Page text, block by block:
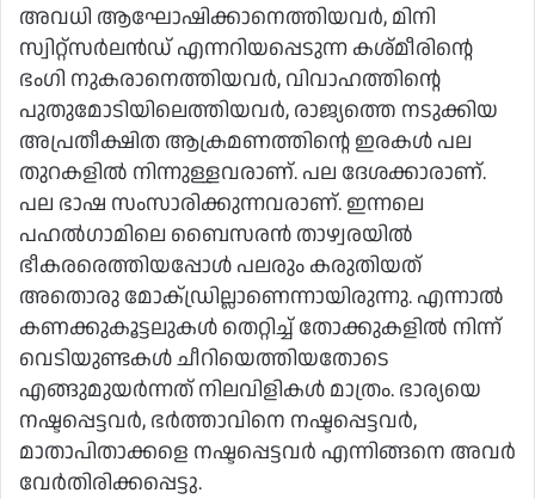
അവധി ആഘോഷിക്കാനെത്തിയവര്‍, മിനി
സ്വിറ്റ്‌സര്‍ലന്‍ഡ് എന്നറിയപ്പെടുന്ന കശ്മീരിന്റെ
ഭംഗി നുകരാനെത്തിയവര്‍, വിവാഹത്തിന്റെ
പുതുമോടിയിലെത്തിയവര്‍, രാജ്യത്തെ നടുക്കിയ
അപ്രതീക്ഷിത ആക്രമണത്തിന്റെ ഇരകള്‍ പല
തുറകളില്‍ നിന്നുള്ളവരാണ്. പല ദേശക്കാരാണ്.
പല ഭാഷ സംസാരിക്കുന്നവരാണ്. ഇന്നലെ
പഹല്‍ഗാമിലെ ബൈസരന്‍ താഴ്വരയില്‍
ഭീകരരെത്തിയപ്പോള്‍ പലരും കരുതിയത്
അതൊരു മോക്ഡ്രില്ലാണെന്നായിരുന്നു. എന്നാല്‍
കണക്കുകൂട്ടലുകള്‍ തെറ്റിച്ച് തോക്കുകളില്‍ നിന്ന്
വെടിയുണ്ടകള്‍ ചീറിയെത്തിയതോടെ
എങ്ങുമുയര്‍ന്നത് നിലവിളികള്‍ മാത്രം. ഭാര്യയെ
നഷ്ടപ്പെട്ടവര്‍, ഭര്‍ത്താവിനെ നഷ്ടപ്പെട്ടവര്‍,
മാതാപിതാക്കളെ നഷ്ടപ്പെട്ടവര്‍ എന്നിങ്ങനെ അവര്‍
വേര്‍തിരിക്കപ്പെട്ടു.